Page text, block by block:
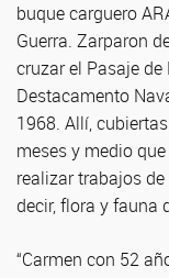
buque carguero
Guerra. Zarparon
cruzar el Pasaje
Destacamento
1968. Allí,
meses y medio
realizar trabajos de
decir, flora y fauna
“Carmen con 52